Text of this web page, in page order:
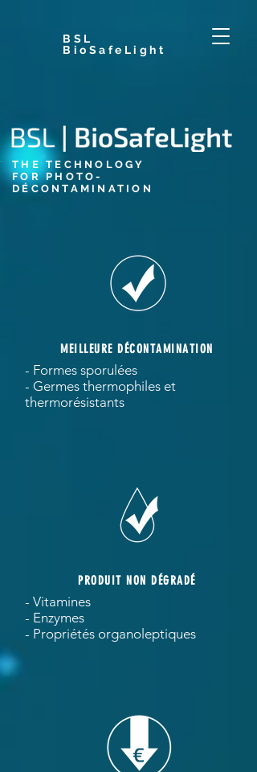
BSL
BioSafeLight
THE TECHNOLOGY
FOR PHOTO-
DÉCONTAMINATION
MEILLEURE DÉCONTAMINATION
- Formes sporulées
- Germes thermophiles et
thermorésistants
PRODUIT NON DÉGRADÉ
- Vitamines
- Enzymes
- Propriétés organoleptiques